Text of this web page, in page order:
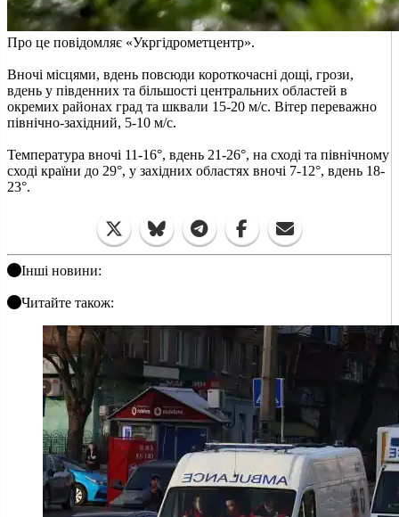
Про це повідомляє «Укргідрометцентр».
Вночі місцями, вдень повсюди короткочасні дощі, грози,
вдень у південних та більшості центральних областей в
окремих районах град та шквали 15-20 м/с. Вітер переважно
північно-західний, 5-10 м/с.
Температура вночі 11-16°, вдень 21-26°, на сході та північному
сході країни до 29°, у західних областях вночі 7-12°, вдень 18-
23°.
Інші новини:
Читайте також: